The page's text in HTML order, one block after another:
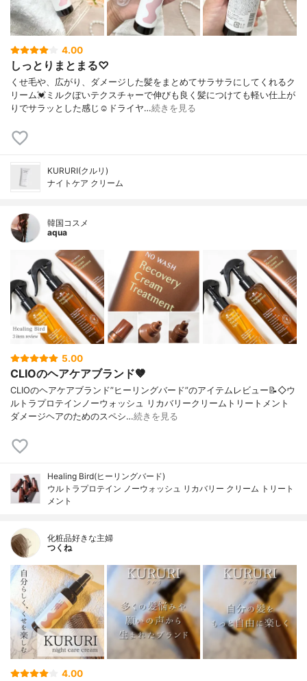
4.00
しっとりまとまる♡
くせ毛や、広がり、ダメージした髪をまとめてサラサラにしてくれるク
リーム💓ミルクぽいテクスチャーで伸びも良く髪につけても軽い仕上が
りでサラッとした感じ☺️ドライヤ…続きを見る
KURURI(クルリ)
ナイトケア クリーム
韓国コスメ
aqua
5.00
CLIOのヘアケアブランド🤎
CLIOのヘアケアブランド”ヒーリングバード”のアイテムレビュー📝◇ウ
ルトラプロテインノーウォッシュ リカバリークリームトリートメント
ダメージヘアのためのスペシ…続きを見る
Healing Bird(ヒーリングバード)
ウルトラプロテイン ノーウォッシュ リカバリー クリーム トリート
メント
化粧品好きな主婦
つくね
4.00